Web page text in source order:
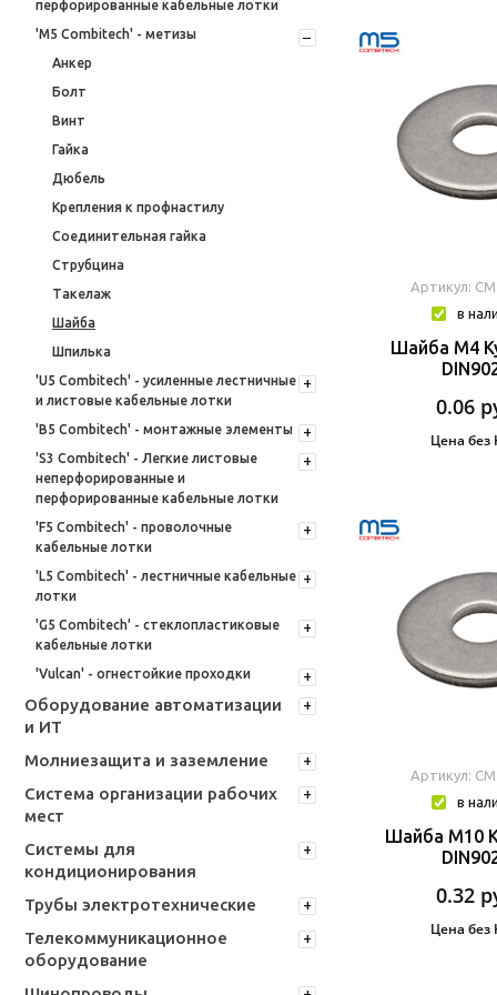
перфорированные кабельные лотки
'M5 Combitech' - метизы
Анкер
Болт
Винт
Гайка
Дюбель
Крепления к профнастилу
Соединительная гайка
Струбцина
Такелаж
Шайба
Шпилька
'U5 Combitech' - усиленные лестничные
и листовые кабельные лотки
'B5 Combitech' - монтажные элементы
'S3 Combitech' - Легкие листовые
неперфорированные и
перфорированные кабельные лотки
'F5 Combitech' - проволочные
кабельные лотки
'L5 Combitech' - лестничные кабельные
лотки
'G5 Combitech' - стеклопластиковые
кабельные лотки
'Vulcan' - огнестойкие проходки
Оборудование автоматизации
и ИТ
Молниезащита и заземление
Система организации рабочих
мест
Системы для
кондиционирования
Трубы электротехнические
Телекоммуникационное
оборудование
Артикул:
в
Шайба М4
0.06
Цена без
Артикул:
в
Шайба М10
0.32
Цена без